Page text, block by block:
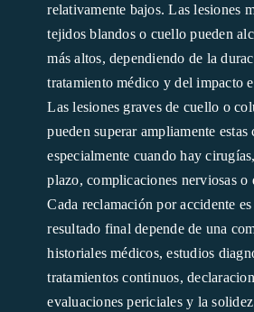
relativamente bajos. Las lesiones
tejidos blandos o cuello pueden
más altos, dependiendo de la
tratamiento médico y del impacto
Las lesiones graves de cuello o
pueden superar ampliamente estas
especialmente cuando hay
plazo, complicaciones nerviosas
Cada reclamación por accidente
resultado final depende de una
historiales médicos, estudios
tratamientos continuos,
evaluaciones periciales y la